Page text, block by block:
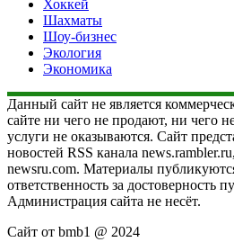
Хоккей
Шахматы
Шоу-бизнес
Экология
Экономика
Данный сайт не является
сайте ни чего не продают, ни чего
услуги не оказываются. Сайт
новостей RSS канала
newsru.com. Материалы
ответственность за достоверность
Администрация сайта не несёт.
Сайт от bmb1 @ 2024